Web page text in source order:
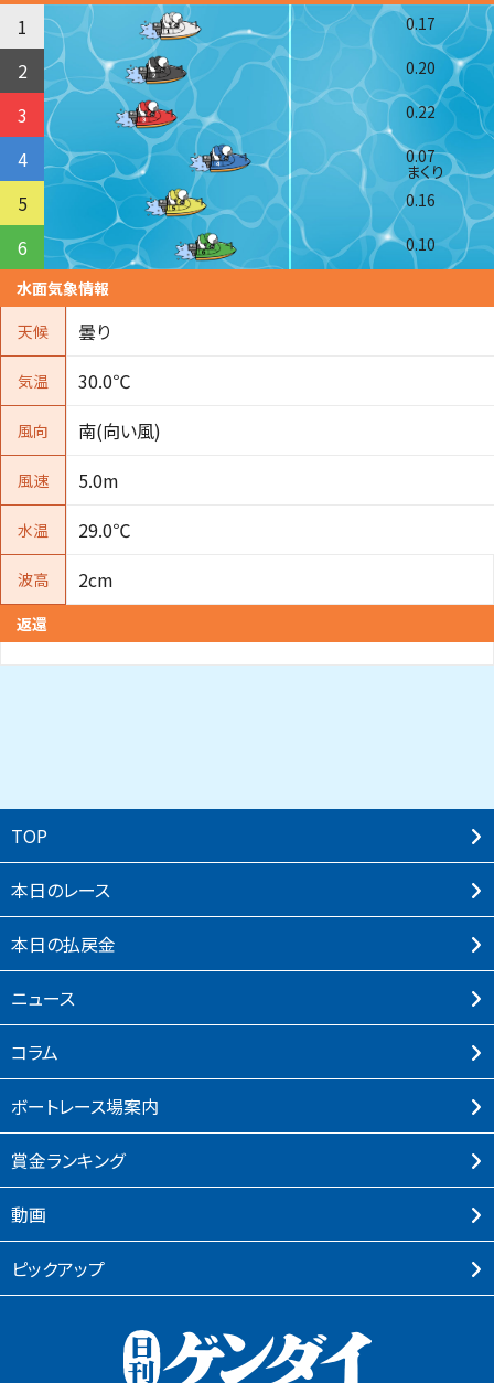
1 0.17
2 0.20
3 0.22
4 0.07
まくり
5 0.16
6
0.10
水面気象情報
天候
曇り
気温 30.0℃
風向 南(向い風)
風速 5.0m
水温 29.0℃
波高 2cm
返還
TOP
本⽇のレース
本⽇の払戻⾦
ニュース
コラム
ボートレース場案内
賞⾦ランキング
動画
ピックアップ